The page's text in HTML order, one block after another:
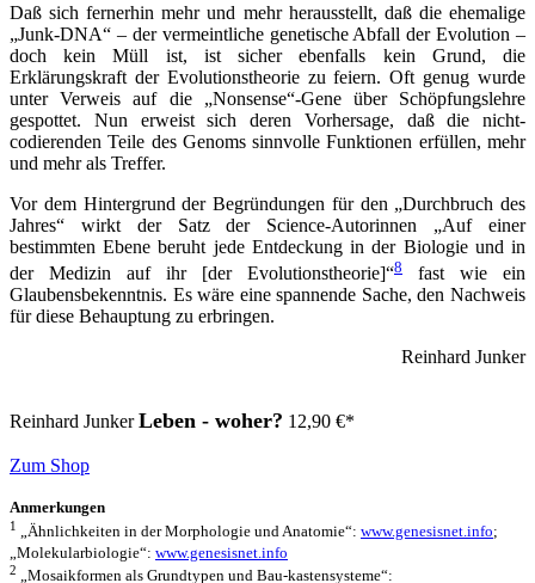
Daß sich fernerhin mehr und mehr herausstellt, daß die ehemalige
„Junk-DNA“ – der vermeintliche genetische Abfall der Evolution –
doch kein Müll ist, ist sicher ebenfalls kein Grund, die
Erklärungskraft der Evolutionstheorie zu feiern. Oft genug wurde
unter Verweis auf die „Nonsense“-Gene über Schöpfungslehre
gespottet. Nun erweist sich deren Vorhersage, daß die nicht-
codierenden Teile des Genoms sinnvolle Funktionen erfüllen, mehr
und mehr als Treffer.
Vor dem Hintergrund der Begründungen für den „Durchbruch des
Jahres“ wirkt der Satz der Science-Autorinnen „Auf einer
bestimmten Ebene beruht jede Entdeckung in der Biologie und in
der Medizin auf ihr [der Evolutionstheorie]“8
fast wie ein
Glaubensbekenntnis. Es wäre eine spannende Sache, den Nachweis
für diese Behauptung zu erbringen.
Reinhard Junker
Reinhard JunkerLeben - woher? 12,90 €*
Zum Shop
Anmerkungen
1 „Ähnlichkeiten in der Morphologie und Anatomie“: www.genesisnet.info;
„Molekularbiologie“: www.genesisnet.info
2
„Mosaikformen als Grundtypen und Bau-kastensysteme“: